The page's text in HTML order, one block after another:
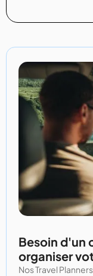
Besoin d'un
organiser
Nos Travel